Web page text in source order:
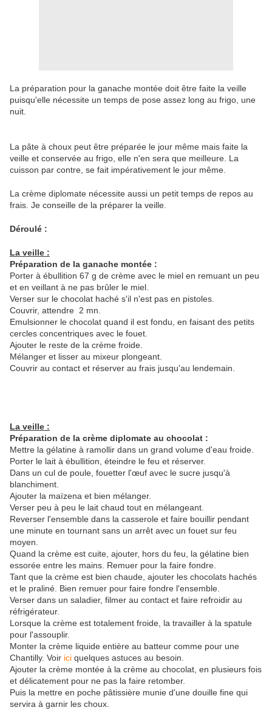
La préparation pour la ganache montée doit être faite la veille
puisqu'elle nécessite un temps de pose assez long au frigo, une
nuit.
La pâte à choux peut être préparée le jour même mais faite la
veille et conservée au frigo, elle n'en sera que meilleure. La
cuisson par contre, se fait impérativement le jour même.
La crème diplomate nécessite aussi un petit temps de repos au
frais. Je conseille de la préparer la veille.
Déroulé :
La veille :
Préparation de la ganache montée :
Porter à ébullition 67 g de crème avec le miel en remuant un peu
et en veillant à ne pas brûler le miel.
Verser sur le chocolat haché s'il n'est pas en pistoles.
Couvrir, attendre 2 mn.
Emulsionner le chocolat quand il est fondu, en faisant des petits
cercles concentriques avec le fouet.
Ajouter le reste de la crème froide.
Mélanger et lisser au mixeur plongeant.
Couvrir au contact et réserver au frais jusqu'au lendemain.
La veille :
Préparation de la crème diplomate au chocolat :
Mettre la gélatine à ramollir dans un grand volume d'eau froide.
Porter le lait à ébullition, éteindre le feu et réserver.
Dans un cul de poule, fouetter l'œuf avec le sucre jusqu'à
blanchiment.
Ajouter la maïzena et bien mélanger.
Verser peu à peu le lait chaud tout en mélangeant.
Reverser l'ensemble dans la casserole et faire bouillir pendant
une minute en tournant sans un arrêt avec un fouet sur feu
moyen.
Quand la crème est cuite, ajouter, hors du feu, la gélatine bien
essorée entre les mains. Remuer pour la faire fondre.
Tant que la crème est bien chaude, ajouter les chocolats hachés
et le praliné. Bien remuer pour faire fondre l'ensemble.
Verser dans un saladier, filmer au contact et faire refroidir au
réfrigérateur.
Lorsque la crème est totalement froide, la travailler à la spatule
pour l'assouplir.
Monter la crème liquide entière au batteur comme pour une
Chantilly. Voir ici quelques astuces au besoin.
Ajouter la crème montée à la crème au chocolat, en plusieurs fois
et délicatement pour ne pas la faire retomber.
Puis la mettre en poche pâtissière munie d'une douille fine qui
servira à garnir les choux.